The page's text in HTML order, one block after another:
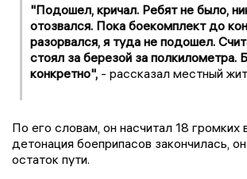
"Подошел, кричал. Ребят не было,
отозвался. Пока боекомплект до
разорвался, я туда не подошел.
стоял за березой за полкилометра.
конкретно", - рассказал местный
По его словам, он насчитал 18 громких
детонация боеприпасов закончилась,
остаток пути.